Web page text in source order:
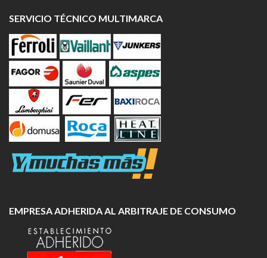
SERVICIO TÉCNICO MULTIMARCA
EMPRESA ADHERIDA AL ARBITRAJE DE CONSUMO